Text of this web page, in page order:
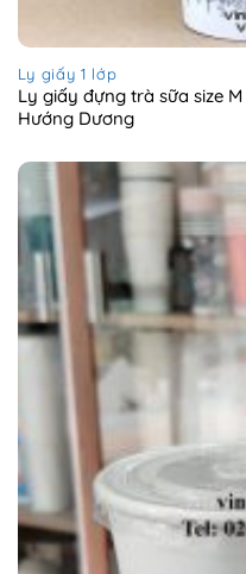
Ly giấy 1 lớp
Ly giấy đựng trà sữa size
Hướng Dương